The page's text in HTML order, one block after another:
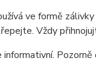
ve formě
Vždy
informativní.